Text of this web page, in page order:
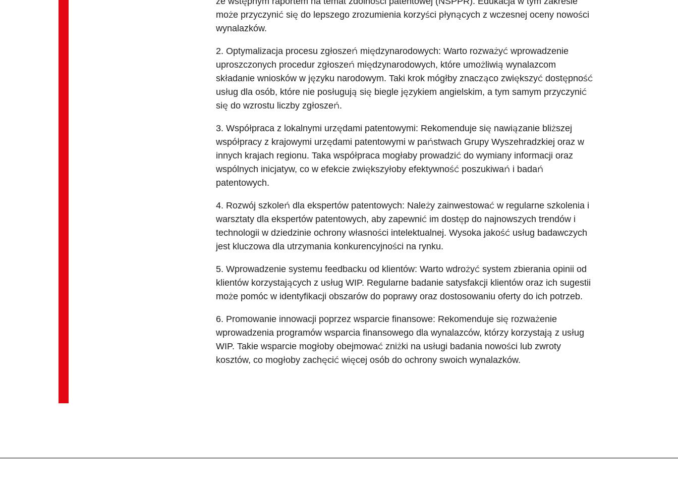
może przyczynić się do lepszego zrozumienia korzyści płynących z wczesnej oceny nowości
wynalazków.
2. Optymalizacja procesu zgłoszeń międzynarodowych: Warto rozważyć wprowadzenie
uproszczonych procedur zgłoszeń międzynarodowych, które umożliwią wynalazcom
składanie wniosków w języku narodowym. Taki krok mógłby znacząco zwiększyć dostępność
usług dla osób, które nie posługują się biegle językiem angielskim, a tym samym przyczynić
się do wzrostu liczby zgłoszeń.
3. Współpraca z lokalnymi urzędami patentowymi: Rekomenduje się nawiązanie bliższej
współpracy z krajowymi urzędami patentowymi w państwach Grupy Wyszehradzkiej oraz w
innych krajach regionu. Taka współpraca mogłaby prowadzić do wymiany informacji oraz
wspólnych inicjatyw, co w efekcie zwiększyłoby efektywność poszukiwań i badań
patentowych.
4. Rozwój szkoleń dla ekspertów patentowych: Należy zainwestować w regularne szkolenia i
warsztaty dla ekspertów patentowych, aby zapewnić im dostęp do najnowszych trendów i
technologii w dziedzinie ochrony własności intelektualnej. Wysoka jakość usług badawczych
jest kluczowa dla utrzymania konkurencyjności na rynku.
5. Wprowadzenie systemu feedbacku od klientów: Warto wdrożyć system zbierania opinii od
klientów korzystających z usług WIP. Regularne badanie satysfakcji klientów oraz ich sugestii
może pomóc w identyfikacji obszarów do poprawy oraz dostosowaniu oferty do ich potrzeb.
6. Promowanie innowacji poprzez wsparcie finansowe: Rekomenduje się rozważenie
wprowadzenia programów wsparcia finansowego dla wynalazców, którzy korzystają z usług
WIP. Takie wsparcie mogłoby obejmować zniżki na usługi badania nowości lub zwroty
kosztów, co mogłoby zachęcić więcej osób do ochrony swoich wynalazków.